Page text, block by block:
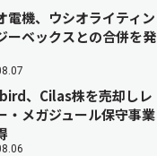
電機、ウシオライティン
ーベックスとの合併を発
、Cilas株を売却しレ
・メガジュール保守事業